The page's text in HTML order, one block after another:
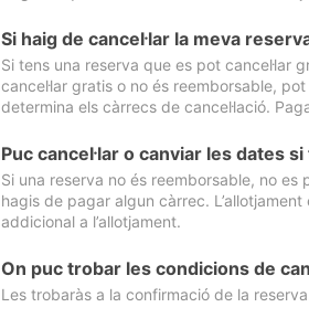
Si haig de cancel·lar la meva
Si tens una reserva que es pot cancel·lar
cancel·lar gratis o no és reemborsable,
determina els càrrecs de cancel·lació.
Puc cancel·lar o canviar les dates
Si una reserva no és reemborsable, no
hagis de pagar algun càrrec.
addicional a l’allotjament.
On puc trobar les condicions de
Les trobaràs a la confirmació de la